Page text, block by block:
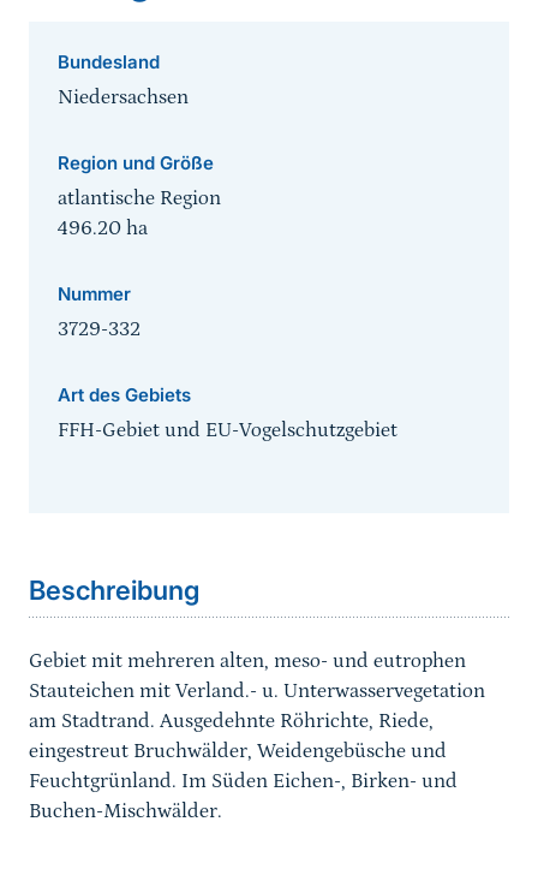
Bundesland
Niedersachsen
Region und Größe
atlantische Region
496.20 ha
Nummer
3729-332
Art des Gebiets
FFH-Gebiet und EU-Vogelschutzgebiet
Beschreibung
Gebiet mit mehreren alten, meso- und eutrophen
Stauteichen mit Verland.- u. Unterwasservegetation
am Stadtrand. Ausgedehnte Röhrichte, Riede,
eingestreut Bruchwälder, Weidengebüsche und
Feuchtgrünland. Im Süden Eichen-, Birken- und
Buchen-Mischwälder.